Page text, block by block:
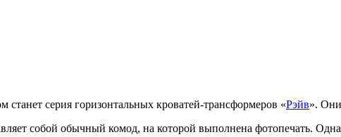
серия горизонтальных кроватей-трансформеров «Рэйв».
собой обычный комод, на которой выполнена фотопечать.